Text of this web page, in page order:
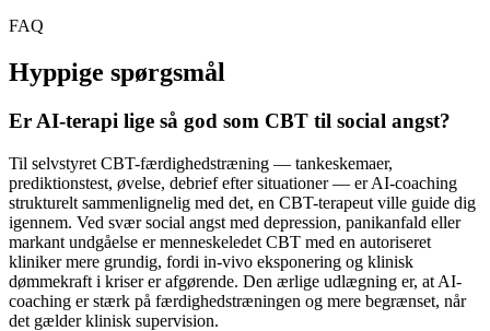
FAQ
Hyppige spørgsmål
Er AI-terapi lige så god som CBT til social angst?
Til selvstyret CBT-færdighedstræning — tankeskemaer,
prediktionstest, øvelse, debrief efter situationer — er AI-coaching
strukturelt sammenlignelig med det, en CBT-terapeut ville guide dig
igennem. Ved svær social angst med depression, panikanfald eller
markant undgåelse er menneskeledet CBT med en autoriseret
kliniker mere grundig, fordi in-vivo eksponering og klinisk
dømmekraft i kriser er afgørende. Den ærlige udlægning er, at AI-
coaching er stærk på færdighedstræningen og mere begrænset, når
det gælder klinisk supervision.